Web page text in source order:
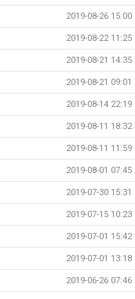
2019-08-26 15:00
2019-08-22 11:25
2019-08-21 14:35
2019-08-21 09:01
2019-08-14 22:19
2019-08-11 18:32
2019-08-11 11:59
2019-08-01 07:45
2019-07-30 15:31
2019-07-15 10:23
2019-07-01 15:42
2019-07-01 13:18
2019-06-26 07:46